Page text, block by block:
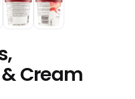
Cream